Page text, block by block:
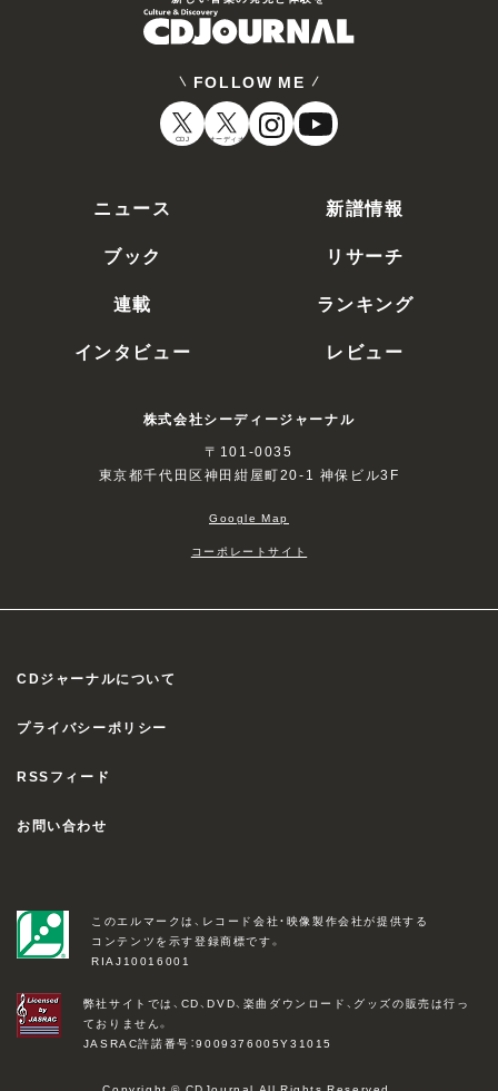
FOLLOW ME
CDJ オーディオ
ニュース
新譜情報
ブック
リサーチ
連載
ランキング
インタビュー
レビュー
株式会社シーディージャーナル
〒101-0035
東京都千代田区神田紺屋町20-1 神保ビル3F
Google Map
コーポレートサイト
CDジャーナルについて
プライバシーポリシー
RSSフィード
お問い合わせ
このエルマークは、レコード会社・映像製作会社が提供する
コンテンツを示す登録商標です。
RIAJ10016001
弊社サイトでは、CD、DVD、楽曲ダウンロード、グッズの販売は行っ
ておりません。
JASRAC許諾番号：9009376005Y31015